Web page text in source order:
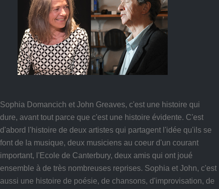
Sophia Domancich et John Greaves, c'est une histoire qui
dure, avant tout parce que c'est une histoire évidente. C'est
d'abord l'histoire de deux artistes qui partagent l'idée qu'ils se
font de la musique, deux musiciens au coeur d'un courant
important, l'Ecole de Canterbury, deux amis qui ont joué
ensemble à de très nombreuses reprises. Sophia et John, c'est
aussi une histoire de poésie, de chansons, d'improvisation, de